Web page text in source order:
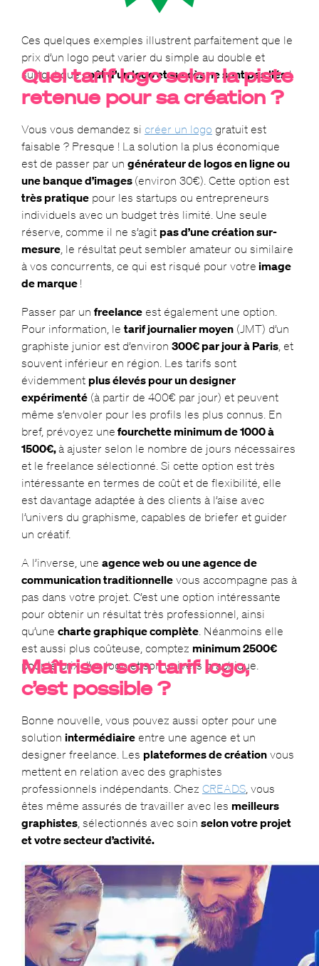
Ces quelques exemples illustrent parfaitement que le
prix d’un logo peut varier du simple au double et
surtout quecoût d’un logo et succès ne sont pas liés!
Quel tarif logo selon la piste
retenue pour sa création ?
Vous vous demandez si créer un logo gratuit est
faisable ? Presque ! La solution la plus économique
est de passer par un générateur de logos en ligne ou
une banque d’images (environ 30€). Cette option est
très pratiquepour les startups ou entrepreneurs
individuels avec un budget très limité. Une seule
réserve, comme il ne s’agit pas d’une création sur-
mesure, le résultat peut sembler amateur ou similaire
à vos concurrents, ce qui est risqué pour votre image
de marque !
Passer par un freelanceest également une option.
Pour information, le tarif journalier moyen(JMT) d’un
graphiste junior est d’environ 300€ par jour à Paris, et
souvent inférieur en région. Les tarifs sont
évidemment plus élevés pour un designer
expérimenté(à partir de 400€ par jour) et peuvent
même s’envoler pour les profils les plus connus. En
bref, prévoyez une fourchette minimum de 1000 à
1500€,à ajuster selon le nombre de jours nécessaires
et le freelance sélectionné. Si cette option est très
intéressante en termes de coût et de flexibilité, elle
est davantage adaptée à des clients à l’aise avec
l’univers du graphisme, capables de briefer et guider
un créatif.
A l’inverse, une agence web ou une agence de
communication traditionnellevous accompagne pas à
pas dans votre projet. C’est une option intéressante
pour obtenir un résultat très professionnel, ainsi
qu’une charte graphique complète. Néanmoins elle
est aussi plus coûteuse, comptez minimum 2500€
pour le prix d’un logo et son univers graphique.
Maîtriser son tarif logo,
c’est possible ?
Bonne nouvelle, vous pouvez aussi opter pour une
solution intermédiaireentre une agence et un
designer freelance. Les plateformes de créationvous
mettent en relation avec des graphistes
professionnels indépendants. Chez CREADS, vous
êtes même assurés de travailler avec les meilleurs
graphistes, sélectionnés avec soin selon votre projet
et votre secteur d’activité.